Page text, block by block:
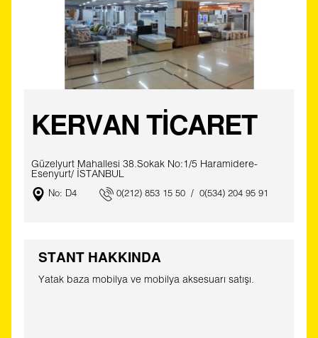
KERVAN TİCARET
Güzelyurt Mahallesi 38.Sokak No:1/5 Haramidere-
Esenyurt/ İSTANBUL
No: D4 0(212) 853 15 50 / 0(534) 204 95 91
STANT HAKKINDA
Yatak baza mobilya ve mobilya aksesuarı satışı.